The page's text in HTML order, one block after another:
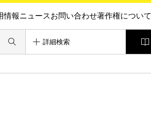
情報ニュースお問い合わせ著作権について
詳細検索